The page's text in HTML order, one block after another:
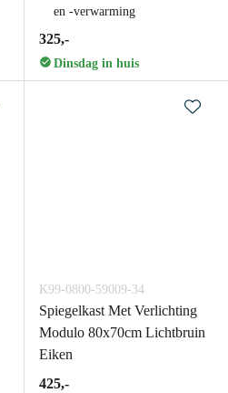
en -verwarming
325,-
Dinsdag in huis
K99-0800-59009-34
Spiegelkast Met Verlichting
Modulo 80x70cm Lichtbruin
Eiken
425,-